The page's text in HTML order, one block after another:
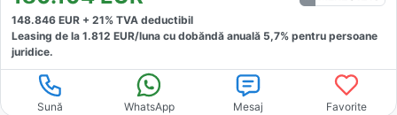
148.846 EUR + 21% TVA deductibil
Leasing de la 1.812 EUR/luna cu dobăndă anuală 5,7% pentru persoane
juridice.
Sună WhatsApp Mesaj Favorite